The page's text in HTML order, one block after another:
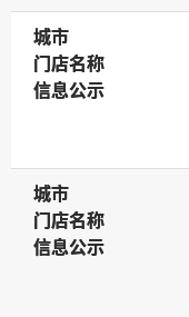
城市
城市
门店名称
门店名称
信息公示
信息公示
城市
城市
门店名称
门店名称
信息公示
信息公示